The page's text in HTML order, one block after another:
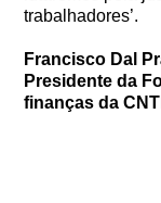
trabalhadores’.
Francisco Dal
Presidente da
finanças da